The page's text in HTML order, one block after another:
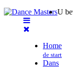
Home
de start
Dans
U